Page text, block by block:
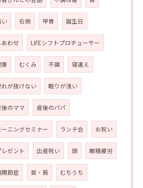
い 右側 甲骨 誕生日
あわせ LIFEシフトプロヂューサー
康 むくみ 不調 寝違え
れが抜けない 眠りが浅い
後のママ 産後のパパ
ーニングセミナー ランチ会 お祝い
レゼント 出産祝い 頭 眼精疲労
関節症 首・肩 むちうち